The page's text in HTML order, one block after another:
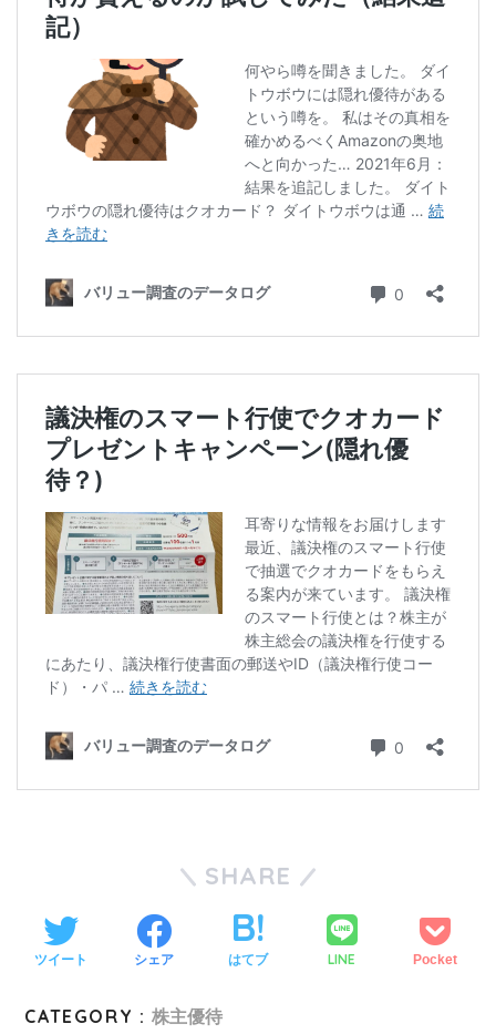
SHARE
ツイート シェア はてブ LINE Pocket
CATEGORY : 株主優待